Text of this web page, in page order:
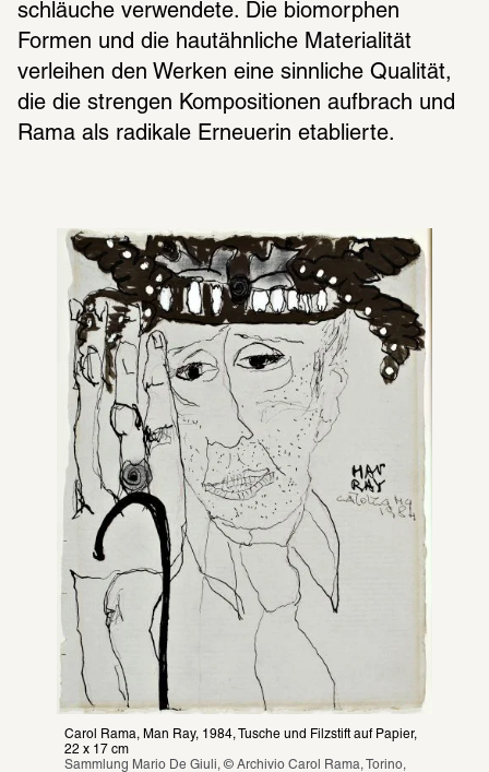
schläu­che verwen­dete. Die biomor­phen
Formen und die haut­ähn­li­che Mate­ria­li­tät
verlei­hen den Werken eine sinn­li­che Quali­tät,
die die stren­gen Kompo­si­tio­nen aufbrach und
Rama als radi­kale Erneue­rin etablierte.
Carol Rama, Man Ray, 1984, Tusche und Filzstift auf Papier,
22 x 17 cm
Sammlung Mario De Giuli, © Archivio Carol Rama, Torino,